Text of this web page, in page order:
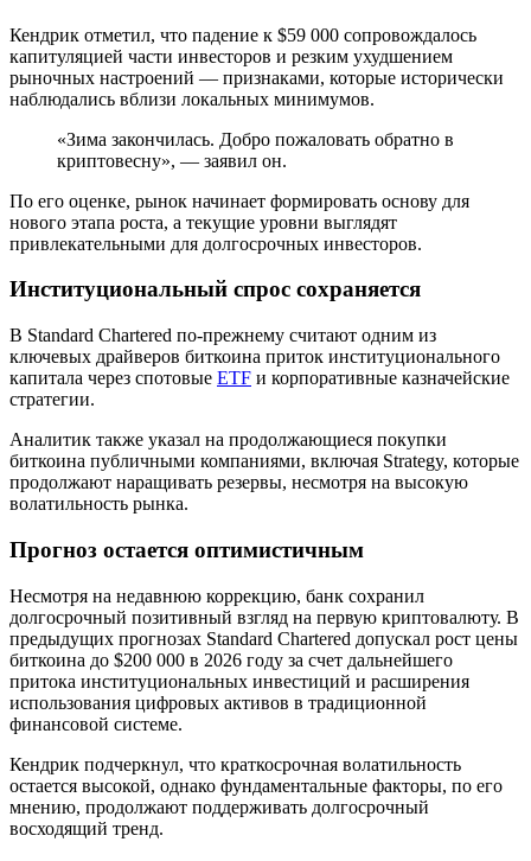
Кендрик отметил, что падение к $59 000 сопровождалось
капитуляцией части инвесторов и резким ухудшением
рыночных настроений — признаками, которые исторически
наблюдались вблизи локальных минимумов.
«Зима закончилась. Добро пожаловать обратно в
криптовесну», — заявил он.
По его оценке, рынок начинает формировать основу для
нового этапа роста, а текущие уровни выглядят
привлекательными для долгосрочных инвесторов.
Институциональный спрос сохраняется
В Standard Chartered по-прежнему считают одним из
ключевых драйверов биткоина приток институционального
капитала через спотовые ETF и корпоративные казначейские
стратегии.
Аналитик также указал на продолжающиеся покупки
биткоина публичными компаниями, включая Strategy, которые
продолжают наращивать резервы, несмотря на высокую
волатильность рынка.
Прогноз остается оптимистичным
Несмотря на недавнюю коррекцию, банк сохранил
долгосрочный позитивный взгляд на первую криптовалюту. В
предыдущих прогнозах Standard Chartered допускал рост цены
биткоина до $200 000 в 2026 году за счет дальнейшего
притока институциональных инвестиций и расширения
использования цифровых активов в традиционной
финансовой системе.
Кендрик подчеркнул, что краткосрочная волатильность
остается высокой, однако фундаментальные факторы, по его
мнению, продолжают поддерживать долгосрочный
восходящий тренд.